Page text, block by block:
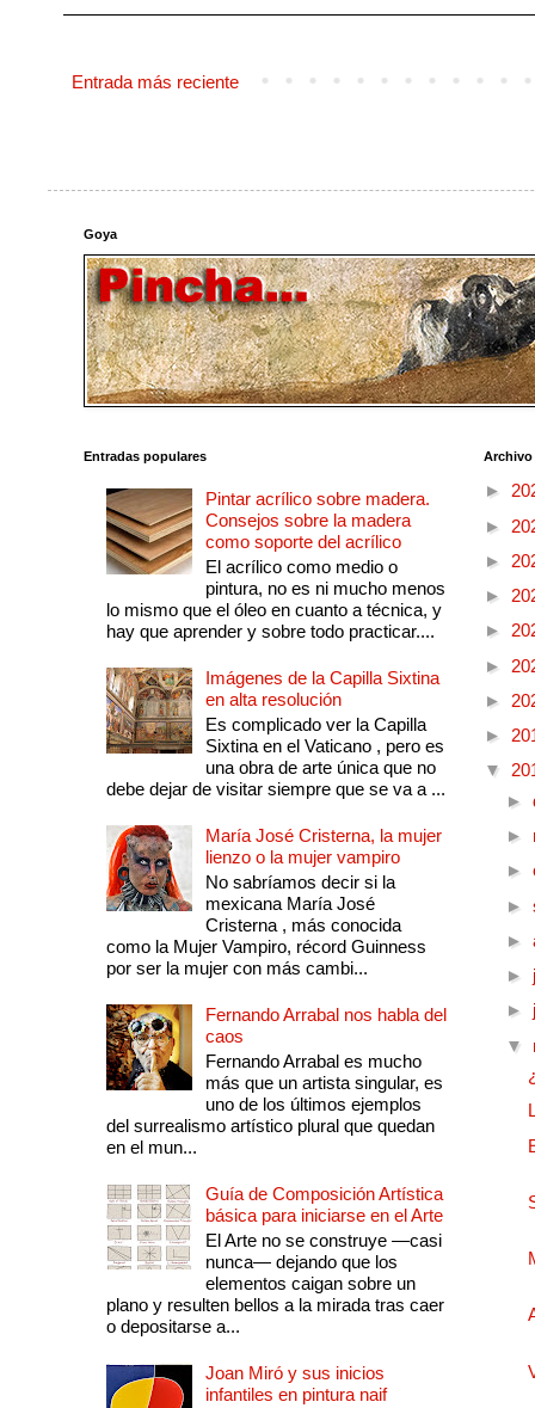
Entrada más reciente
Goya
Entradas populares
Pintar acrílico sobre madera.
Consejos sobre la madera
como soporte del acrílico
El acrílico como medio o
pintura, no es ni mucho menos
lo mismo que el óleo en cuanto a técnica, y
hay que aprender y sobre todo practicar....
Imágenes de la Capilla Sixtina
en alta resolución
Es complicado ver la Capilla
Sixtina en el Vaticano , pero es
una obra de arte única que no
debe dejar de visitar siempre que se va a ...
María José Cristerna, la mujer
lienzo o la mujer vampiro
No sabríamos decir si la
mexicana María José
Cristerna , más conocida
como la Mujer Vampiro, récord Guinness
por ser la mujer con más cambi...
Fernando Arrabal nos habla del
caos
Fernando Arrabal es mucho
más que un artista singular, es
uno de los últimos ejemplos
del surrealismo artístico plural que quedan
en el mun...
Guía de Composición Artística
básica para iniciarse en el Arte
El Arte no se construye —casi
nunca— dejando que los
elementos caigan sobre un
plano y resulten bellos a la mirada tras caer
o depositarse a...
Joan Miró y sus inicios
infantiles en pintura naif
►
►
►
►
►
►
►
►
▼
►
►
►
►
►
►
►
▼